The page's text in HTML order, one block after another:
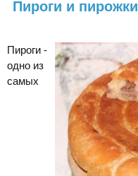
Пироги и пирожки
Пироги -
одно из
самых